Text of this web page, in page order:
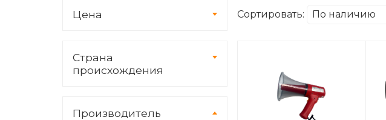
Цена
Страна
происхождения
Производитель
Сортировать: